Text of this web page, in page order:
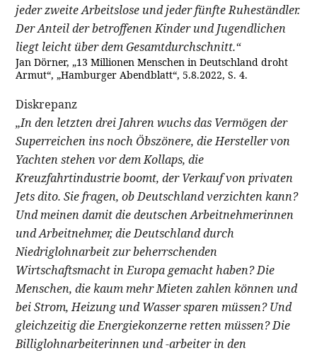
jeder zweite Arbeitslose und jeder fünfte Ruheständler.
Der Anteil der betroffenen Kinder und Jugendlichen
liegt leicht über dem Gesamtdurchschnitt.“
Jan Dörner, „13 Millionen Menschen in Deutschland droht
Armut“, „Hamburger Abendblatt“, 5.8.2022, S. 4.
Diskrepanz
„In den letzten drei Jahren wuchs das Vermögen der
Superreichen ins noch Öbszönere, die Hersteller von
Yachten stehen vor dem Kollaps, die
Kreuzfahrtindustrie boomt, der Verkauf von privaten
Jets dito. Sie fragen, ob Deutschland verzichten kann?
Und meinen damit die deutschen Arbeitnehmerinnen
und Arbeitnehmer, die Deutschland durch
Niedriglohnarbeit zur beherrschenden
Wirtschaftsmacht in Europa gemacht haben? Die
Menschen, die kaum mehr Mieten zahlen können und
bei Strom, Heizung und Wasser sparen müssen? Und
gleichzeitig die Energiekonzerne retten müssen? Die
Billiglohnarbeiterinnen und -arbeiter in den